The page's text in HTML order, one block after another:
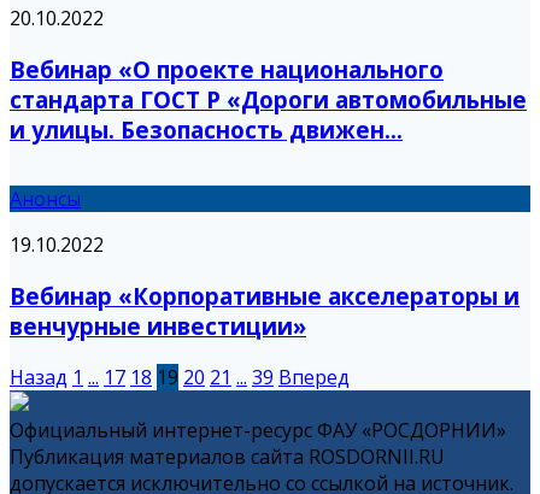
20.10.2022
Вебинар «О проекте национального
стандарта ГОСТ Р «Дороги автомобильные
и улицы. Безопасность движен...
Анонсы
19.10.2022
Вебинар «Корпоративные акселераторы и
венчурные инвестиции»
Назад 1 ... 17 18 19 20 21 ... 39 Вперед
Официальный интернет-ресурс ФАУ «РОСДОРНИИ»
Публикация материалов сайта ROSDORNII.RU
допускается исключительно со ссылкой на источник.